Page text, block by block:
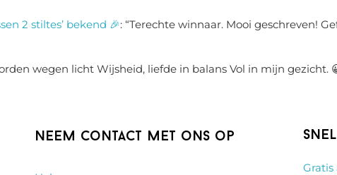
2 stiltes’ bekend 🎉: “Terechte winnaar. Mooi geschreven!
wegen licht Wijsheid, liefde in balans Vol in mijn gezicht.
Neem contact met ons op